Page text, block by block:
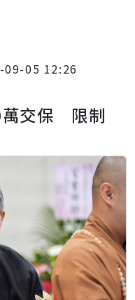
09-05 12:26
萬交保 限制